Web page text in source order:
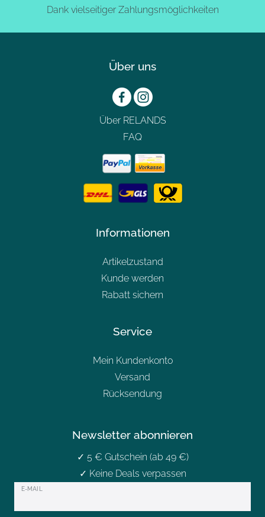
Dank vielseitiger Zahlungsmöglichkeiten
Über uns
Über RELANDS
FAQ
Informationen
Artikelzustand
Kunde werden
Rabatt sichern
Service
Mein Kundenkonto
Versand
Rücksendung
Newsletter abonnieren
✓ 5 € Gutschein (ab 49 €)
✓ Keine Deals verpassen
E-MAIL
Newsletter